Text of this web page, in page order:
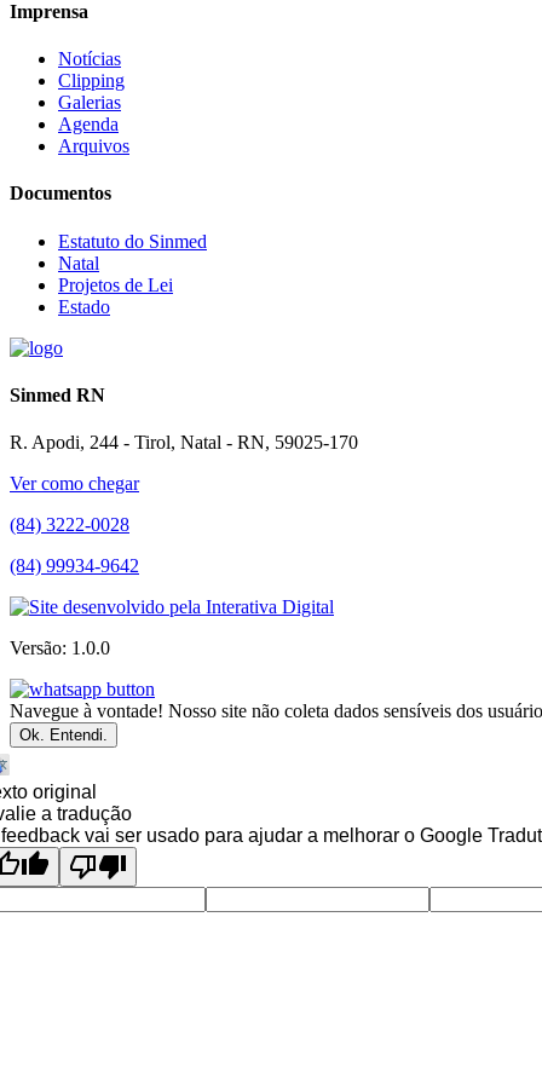
Imprensa
Notícias
Clipping
Galerias
Agenda
Arquivos
Documentos
Estatuto do Sinmed
Natal
Projetos de Lei
Estado
Sinmed RN
R. Apodi, 244 - Tirol, Natal - RN, 59025-170
Ver como chegar
(84) 3222-0028
(84) 99934-9642
Versão: 1.0.0
Navegue à vontade! Nosso site não coleta dados sensíveis dos
Ok. Entendi.
original
a tradução
vai ser usado para ajudar a melhorar o Google